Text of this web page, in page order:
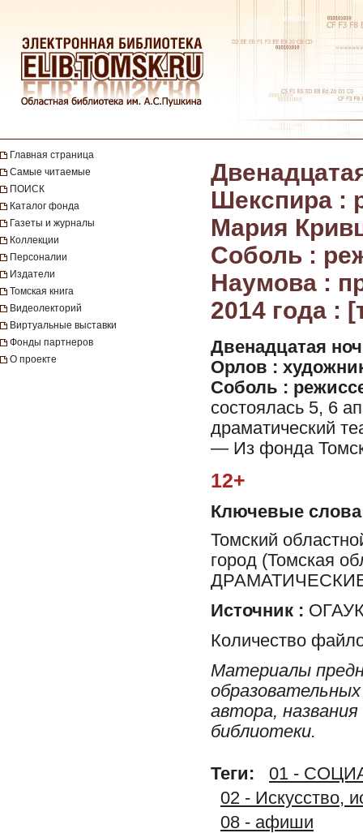
Главная страница
Самые читаемые
ПОИСК
Каталог фонда
Газеты и журналы
Коллекции
Персоналии
Издатели
Томская книга
Видеолекторий
Виртуальные выставки
Фонды партнеров
О проекте
Шекспира :
Мария
Соболь :
Наумова :
2014 года :
Двенадцатая
Орлов :
Соболь :
состоялась 5, 6
драматический
— Из фонда
12+
Ключевые слова
Томский
город (Томская
Источник :
Количество
Материалы
автора,
библиотеки.
Теги:
01 -
02 - Искусство,
08 - афиши